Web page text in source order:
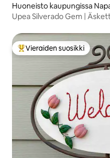
Huoneisto kaupungissa
Upea Silverado Gem |
Vieraiden suosikkien
Vieraiden suosikki